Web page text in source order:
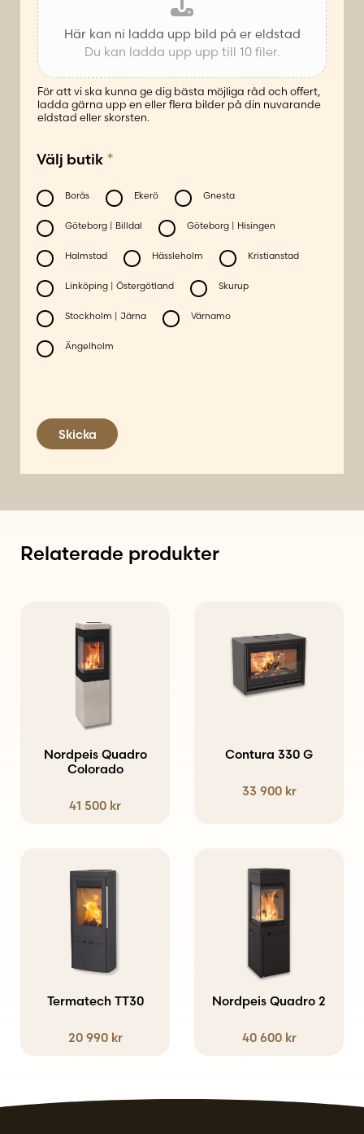
Här kan ni ladda upp bild på er eldstad
Du kan ladda upp upp till 10 filer.
För att vi ska kunna ge dig bästa möjliga råd och offert,
ladda gärna upp en eller flera bilder på din nuvarande
eldstad eller skorsten.
Välj butik *
Borås Ekerö Gnesta
Göteborg | Billdal Göteborg | Hisingen
Halmstad Hässleholm Kristianstad
Linköping | Östergötland Skurup
Stockholm | Järna Värnamo
Ängelholm
Skicka
Relaterade produkter
Nordpeis Quadro
Colorado
41 500 kr
Contura 330 G
33 900 kr
Termatech TT30
20 990 kr
Nordpeis Quadro 2
40 600 kr